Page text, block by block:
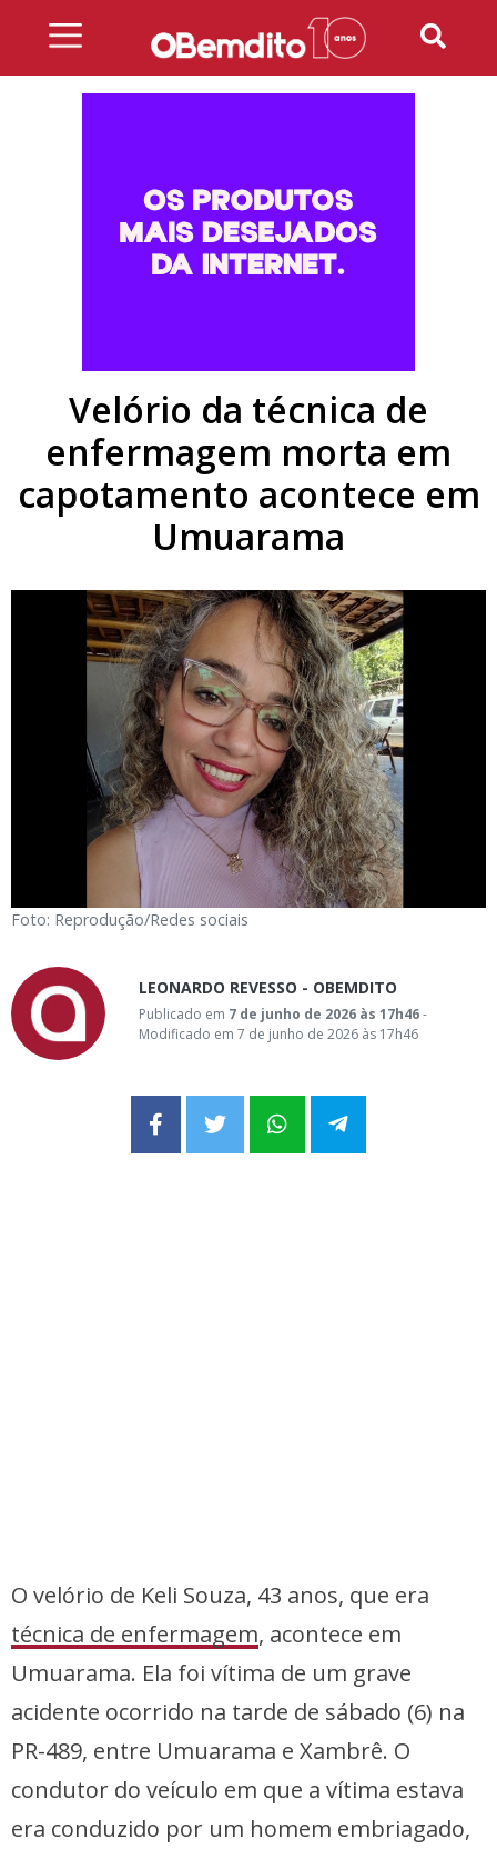
Velório da técnica de
enfermagem morta em
capotamento acontece em
Umuarama
Foto: Reprodução/Redes sociais
LEONARDO REVESSO - OBEMDITO
Publicado em 7 de junho de 2026 às 17h46-
Modificado em 7 de junho de 2026 às 17h46
O velório de Keli Souza, 43 anos, que era
técnica de enfermagem, acontece em
Umuarama. Ela foi vítima de um grave
acidente ocorrido na tarde de sábado (6) na
PR-489, entre Umuarama e Xambrê. O
condutor do veículo em que a vítima estava
era conduzido por um homem embriagado,